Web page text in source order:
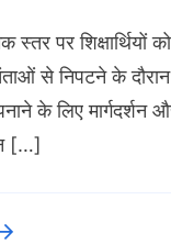
स्तर पर
से निपटने के दौरान
के लिए मार्गदर्शन
[…]